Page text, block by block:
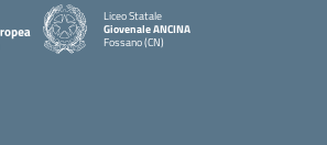
Liceo Statale
Giovenale ANCINA
Fossano (CN)